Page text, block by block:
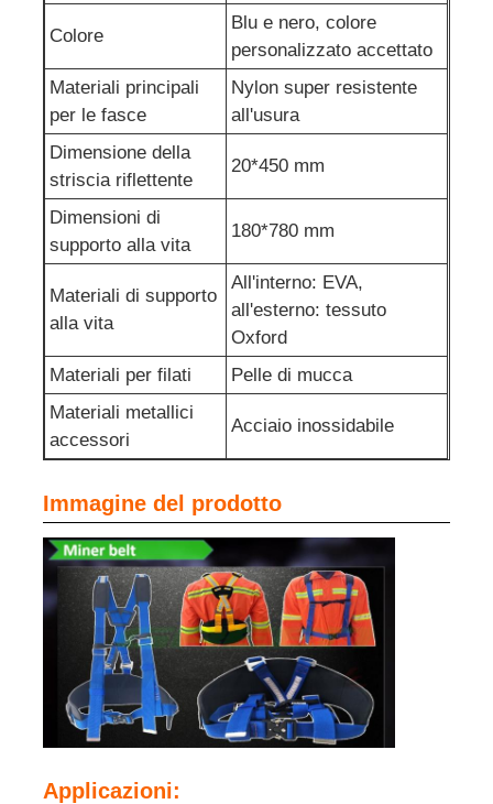
Cinture minerarie sotterranee
Prodotti di vendita caldi
luce di avvertimento principale
Alimentazione elettrica portatile di immagazzinamento
LED High Bay Light
Colore
Blu e nero, colore
personalizzato accettato
Materiali principali
per le fasce
Nylon super resistente
all'usura
Dimensione della
striscia riflettente
20*450 mm
Dimensioni di
supporto alla vita
180*780 mm
Materiali di supporto
alla vita
All'interno: EVA,
all'esterno: tessuto
Oxford
Materiali per filati
Pelle di mucca
Materiali metallici
accessori
Acciaio inossidabile
Immagine del prodotto
Applicazioni: